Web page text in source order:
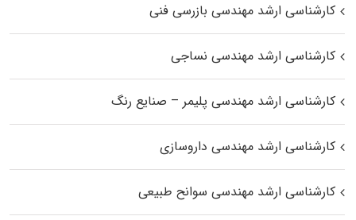
کارشناسی ارشد مهندسی بازرسی فنی
کارشناسی ارشد مهندسی نساجی
کارشناسی ارشد مهندسی پلیمر – صنایع رنگ
کارشناسی ارشد مهندسی داروسازی
کارشناسی ارشد مهندسی سوانح طبیعی